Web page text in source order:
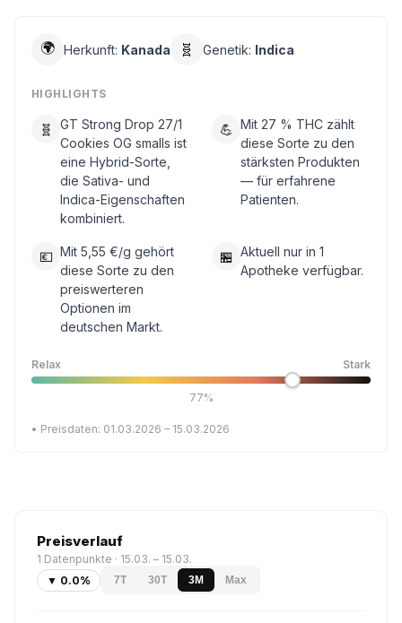
🌍 Herkunft: Kanada 🧬 Genetik: Indica
HIGHLIGHTS
🧬
GT Strong Drop 27/1
Cookies OG smalls ist
eine Hybrid-Sorte,
die Sativa- und
Indica-Eigenschaften
kombiniert.
💪 Mit 27 % THC zählt
diese Sorte zu den
stärksten Produkten
— für erfahrene
Patienten.
💶 Mit 5,55 €/g gehört
diese Sorte zu den
preiswerteren
Optionen im
deutschen Markt.
🏪 Aktuell nur in 1
Apotheke verfügbar.
Relax Stark
77%
• Preisdaten: 01.03.2026 – 15.03.2026
Preisverlauf
1 Datenpunkte · 15.03. – 15.03.
▼ 0.0%
7T 30T 3M Max